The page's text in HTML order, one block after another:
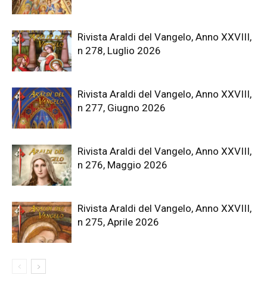
Rivista Araldi del Vangelo, Anno XXVIII,
n 278, Luglio 2026
Rivista Araldi del Vangelo, Anno XXVIII,
n 277, Giugno 2026
Rivista Araldi del Vangelo, Anno XXVIII,
n 276, Maggio 2026
Rivista Araldi del Vangelo, Anno XXVIII,
n 275, Aprile 2026